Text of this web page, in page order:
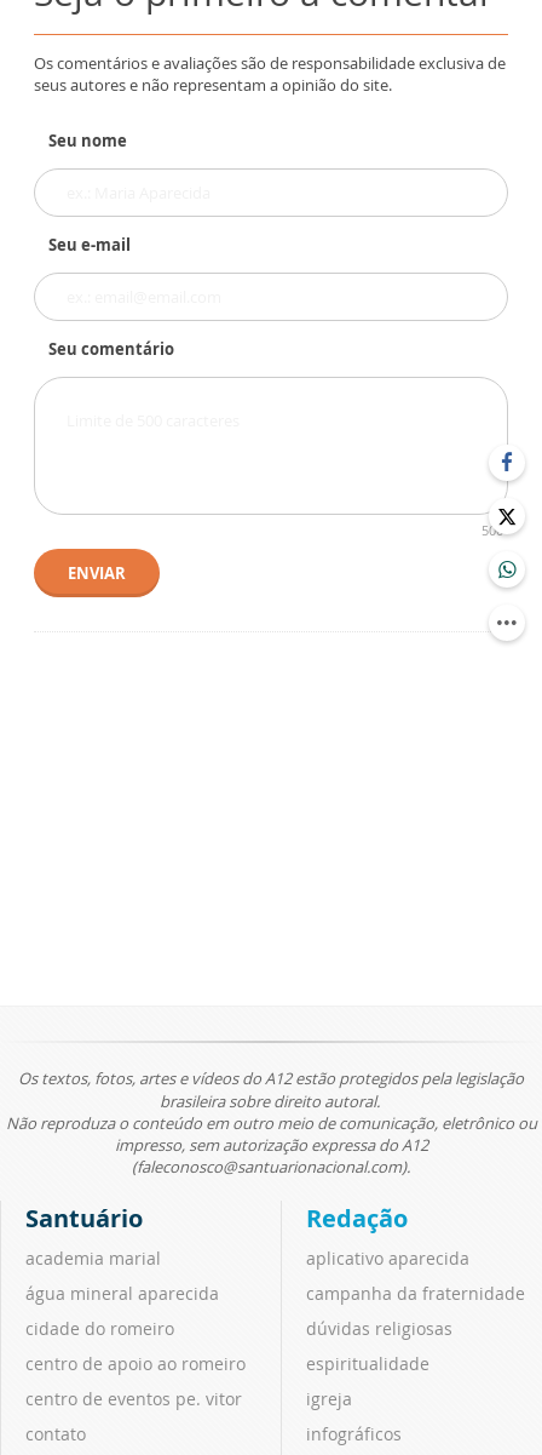
Os comentários e avaliações são de responsabilidade exclusiva de
seus autores e não representam a opinião do site.
Seu nome
Seu e-mail
Seu comentário
500
ENVIAR
Os textos, fotos, artes e vídeos do A12 estão protegidos pela legislação
brasileira sobre direito autoral.
Não reproduza o conteúdo em outro meio de comunicação, eletrônico ou
impresso, sem autorização expressa do A12
(faleconosco@santuarionacional.com).
Santuário
academia marial
água mineral aparecida
cidade do romeiro
centro de apoio ao romeiro
centro de eventos pe. vitor
contato
Redação
aplicativo aparecida
campanha da fraternidade
dúvidas religiosas
espiritualidade
igreja
infográficos